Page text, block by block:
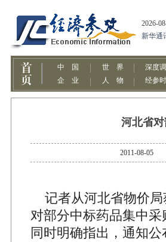
河北省
2011-08-05
记者从河北省物价局
对部分中标药品集中
同时明确指出，通知